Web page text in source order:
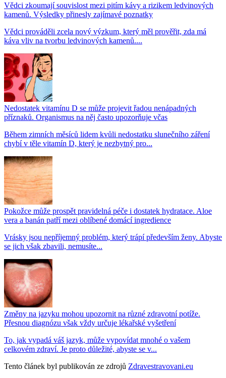
Vědci zkoumají souvislost mezi pitím kávy a rizikem ledvinových
kamenů. Výsledky přinesly zajímavé poznatky
Vědci prováděli zcela nový výzkum, který měl prověřit, zda má
káva vliv na tvorbu ledvinových kamenů....
Nedostatek vitamínu D se může projevit řadou nenápadných
příznaků. Organismus na něj často upozorňuje včas
Během zimních měsíců lidem kvůli nedostatku slunečního záření
chybí v těle vitamín D, který je nezbytný pro...
Pokožce může prospět pravidelná péče i dostatek hydratace. Aloe
vera a banán patří mezi oblíbené domácí ingredience
Vrásky jsou nepříjemný problém, který trápí především ženy. Abyste
se jich však zbavili, nemusíte...
Změny na jazyku mohou upozornit na různé zdravotní potíže.
Přesnou diagnózu však vždy určuje lékařské vyšetření
To, jak vypadá váš jazyk, může vypovídat mnohé o vašem
celkovém zdraví. Je proto důležité, abyste se v...
Tento článek byl publikován ze zdrojů Zdravestravovani.eu